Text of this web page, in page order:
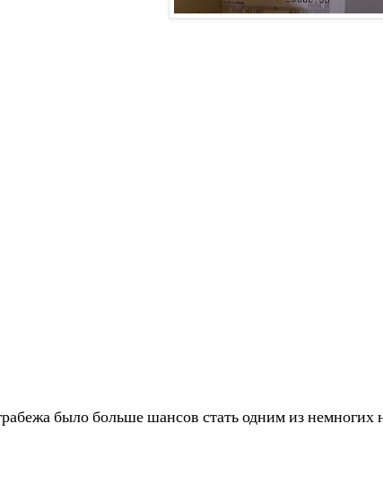
было больше шансов стать одним из немногих